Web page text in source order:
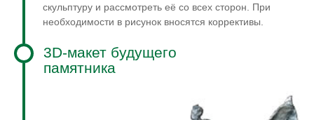
скульптуру и рассмотреть её со всех сторон. При
необходимости в рисунок вносятся коррективы.
3D-макет будущего
памятника